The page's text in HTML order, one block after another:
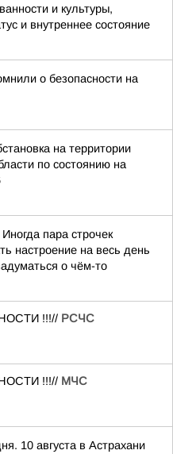
и культуры,
и внутреннее состояние
о безопасности на
на территории
по состоянию на
пара строчек
настроение на весь день
о чём-то
!!!// РСЧС
!!!// МЧС
10 августа в Астрахани